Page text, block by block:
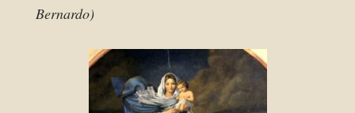
Bernardo)